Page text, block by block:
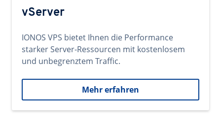
vServer
IONOS VPS bietet Ihnen die Performance
starker Server-Ressourcen mit kostenlosem
und unbegrenztem Traffic.
Mehr erfahren